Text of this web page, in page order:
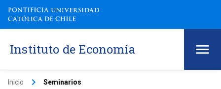
Instituto de Economía
Inicio keyboard_arrow_right Seminarios